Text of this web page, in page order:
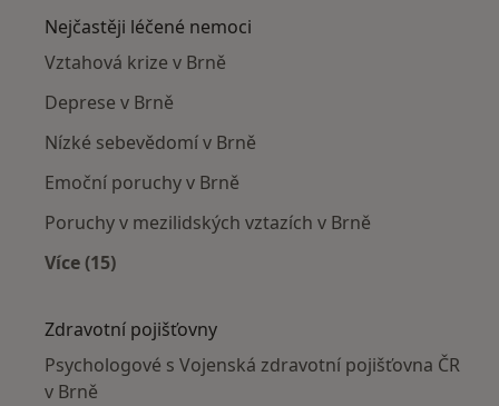
Nejčastěji léčené nemoci
Vztahová krize v Brně
Deprese v Brně
Nízké sebevědomí v Brně
Emoční poruchy v Brně
Poruchy v mezilidských vztazích v Brně
Více (15)
Zdravotní pojišťovny
Psychologové s Vojenská zdravotní pojišťovna ČR
v Brně